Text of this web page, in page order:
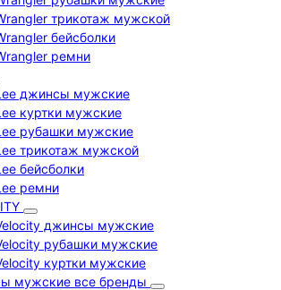
трикотаж мужской
бейсболки
ремни
джинсы мужские
куртки мужские
рубашки мужские
трикотаж мужской
бейсболки
ремни
джинсы мужские
рубашки мужские
куртки мужские
мужские все бренды